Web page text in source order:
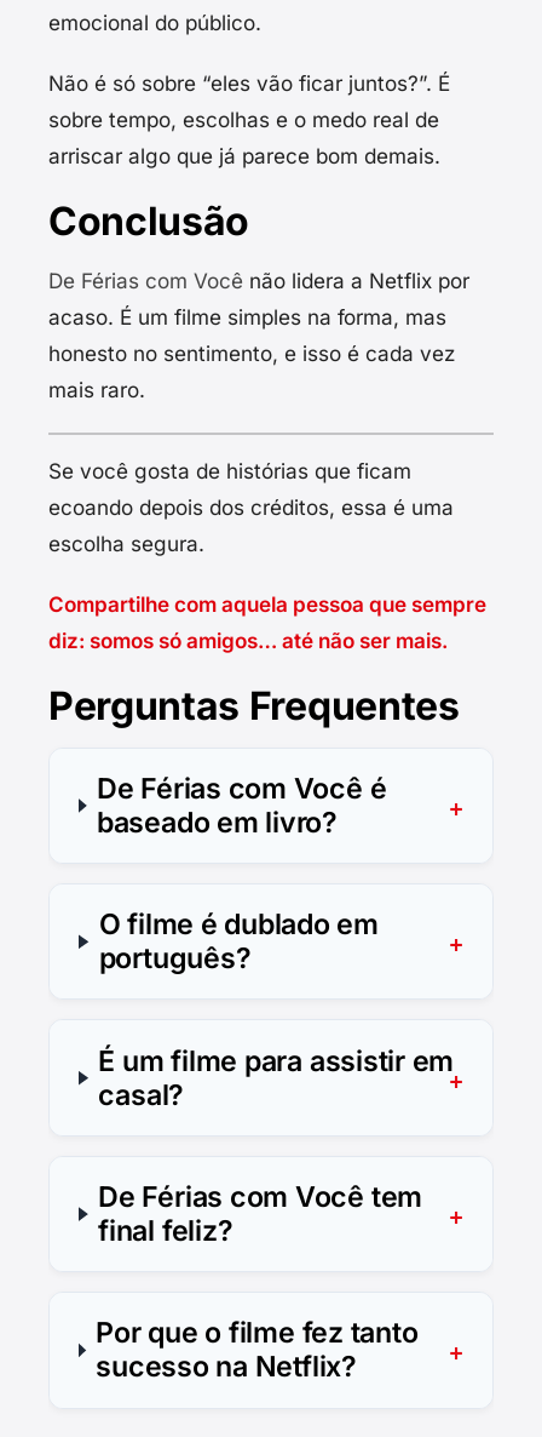
emocional do público.
Não é só sobre “eles vão ficar juntos?”. É
sobre tempo, escolhas e o medo real de
arriscar algo que já parece bom demais.
Conclusão
De Férias com Você não lidera a Netflix por
acaso. É um filme simples na forma, mas
honesto no sentimento, e isso é cada vez
mais raro.
Se você gosta de histórias que ficam
ecoando depois dos créditos, essa é uma
escolha segura.
Compartilhe com aquela pessoa que sempre
diz: somos só amigos… até não ser mais.
Perguntas Frequentes
De Férias com Você é
baseado em livro?
O filme é dublado em
português?
É um filme para assistir em
casal?
De Férias com Você tem
final feliz?
Por que o filme fez tanto
sucesso na Netflix?